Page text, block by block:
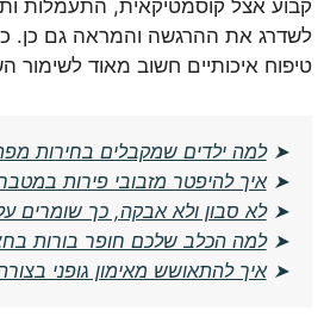
קבוע אצל קוסמטיקאית, התעמלות
לשדרג את ההרגשה והמראה גם כן.
טיפוח איכותיים חשוב מאוד לשימור
➤למה ילדים שמקבלים בחירות
➤איך להיפטר מזבובי פירות
➤לא סבון ולא אבקה, כך שומרים על
➤למה הכלב שלכם חופר בורות
➤איך להתאושש מאימון גופני